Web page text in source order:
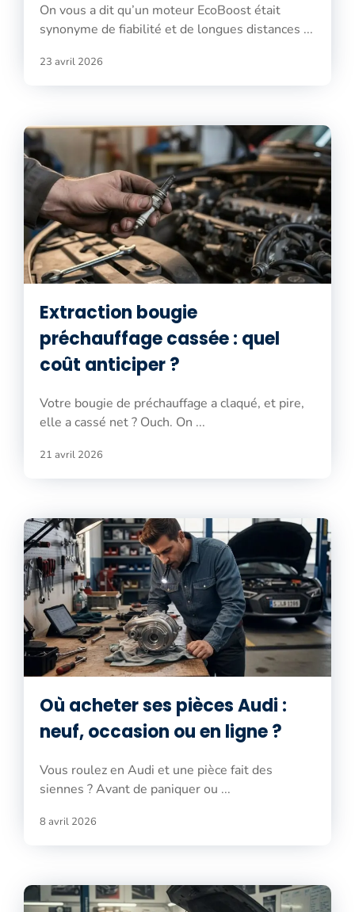
On vous a dit qu’un moteur EcoBoost était
synonyme de fiabilité et de longues distances ...
23 avril 2026
Extraction bougie
préchauffage cassée : quel
coût anticiper ?
Votre bougie de préchauffage a claqué, et pire,
elle a cassé net ? Ouch. On ...
21 avril 2026
Où acheter ses pièces Audi :
neuf, occasion ou en ligne ?
Vous roulez en Audi et une pièce fait des
siennes ? Avant de paniquer ou ...
8 avril 2026